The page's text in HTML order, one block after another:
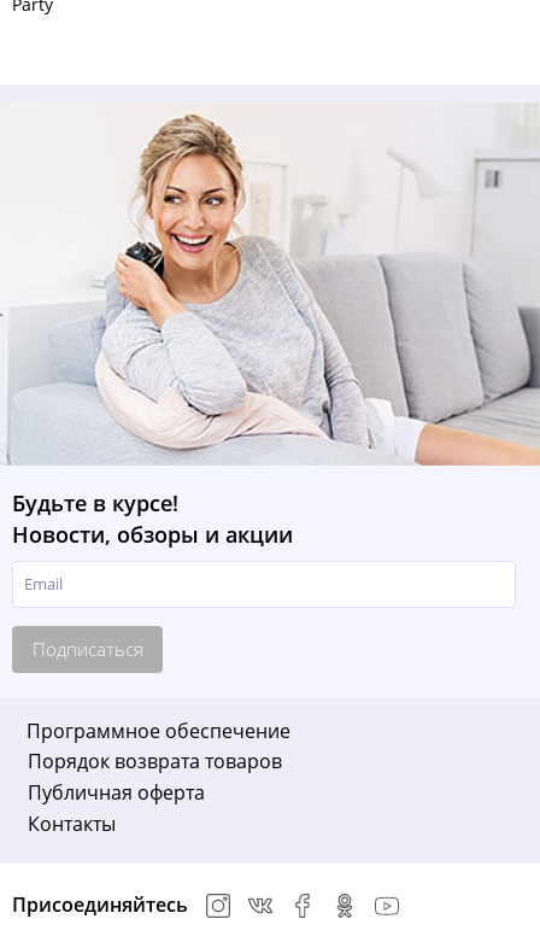
Будьте в курсе!
Новости, обзоры и акции
Подписаться
Программное обеспечение
Порядок возврата товаров
Публичная оферта
Контакты
Присоединяйтесь